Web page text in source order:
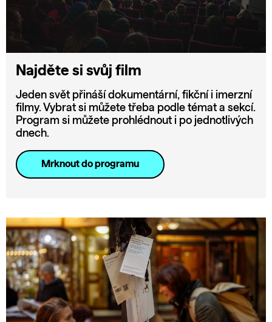
Najděte si svůj film
Jeden svět přináší dokumentární, fikční i imerzní
filmy. Vybrat si můžete třeba podle témat a sekcí.
Program si můžete prohlédnout i po jednotlivých
dnech.
Mrknout do programu